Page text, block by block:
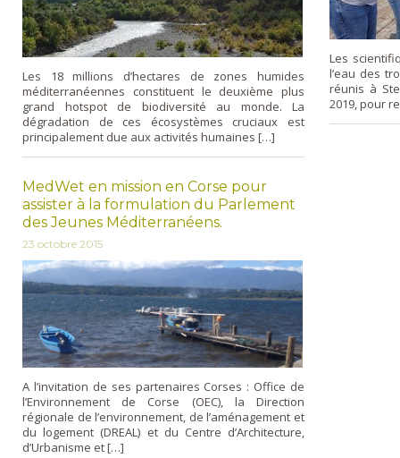
Les 18 millions d’hectares de zones humides
méditerranéennes constituent le deuxième plus
grand hotspot de biodiversité au monde. La
dégradation de ces écosystèmes cruciaux est
principalement due aux activités humaines […]
Les
l’eau des
réunis à
2019, pour
MedWet en mission en Corse pour
assister à la formulation du Parlement
des Jeunes Méditerranéens.
23 octobre 2015
A l’invitation de ses partenaires Corses : Office de
l’Environnement de Corse (OEC), la Direction
régionale de l’environnement, de l’aménagement et
du logement (DREAL) et du Centre d’Architecture,
d’Urbanisme et […]